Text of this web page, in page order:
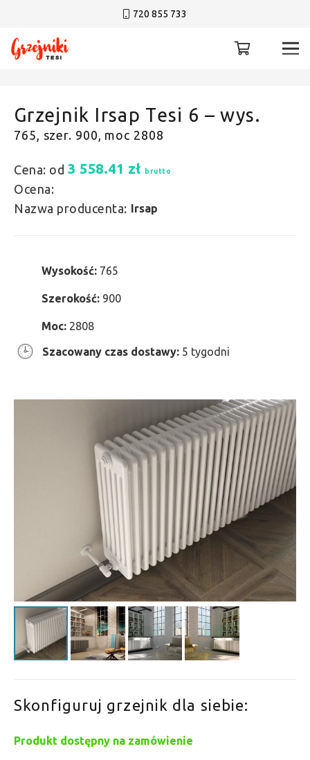
720 855 733
Grzejnik Irsap Tesi 6 – wys.
765, szer. 900, moc 2808
Cena: od 3 558.41 zł brutto
Ocena:
Nazwa producenta: Irsap
Wysokość: 765
Szerokość: 900
Moc: 2808
Szacowany czas dostawy: 5 tygodni
Skonfiguruj grzejnik dla siebie:
Produkt dostępny na zamówienie